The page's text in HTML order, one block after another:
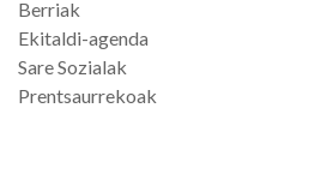
Berriak
Ekitaldi-agenda
Sare Sozialak
Prentsaurrekoak